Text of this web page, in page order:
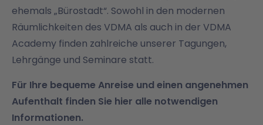
ehemals „Bürostadt“. Sowohl in den modernen
Räumlichkeiten des VDMA als auch in der VDMA
Academy finden zahlreiche unserer Tagungen,
Lehrgänge und Seminare statt.
Für Ihre bequeme Anreise und einen angenehmen
Aufenthalt finden Sie hier alle notwendigen
Informationen.